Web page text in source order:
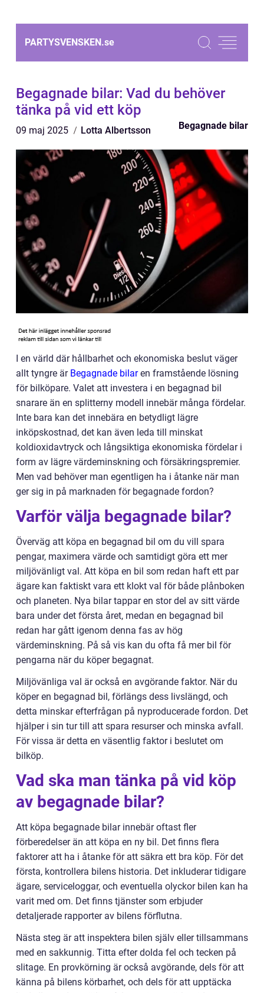
PARTYSVENSKEN.se
Begagnade bilar: Vad du behöver
tänka på vid ett köp
09 maj 2025 Lotta Albertsson Begagnade bilar
I en värld där hållbarhet och ekonomiska beslut väger
allt tyngre är Begagnade bilaren framstående lösning
för bilköpare. Valet att investera i en begagnad bil
snarare än en splitterny modell innebär många fördelar.
Inte bara kan det innebära en betydligt lägre
inköpskostnad, det kan även leda till minskat
koldioxidavtryck och långsiktiga ekonomiska fördelar i
form av lägre värdeminskning och försäkringspremier.
Men vad behöver man egentligen ha i åtanke när man
ger sig in på marknaden för begagnade fordon?
Varför välja begagnade bilar?
Överväg att köpa en begagnad bil om du vill spara
pengar, maximera värde och samtidigt göra ett mer
miljövänligt val. Att köpa en bil som redan haft ett par
ägare kan faktiskt vara ett klokt val för både plånboken
och planeten. Nya bilar tappar en stor del av sitt värde
bara under det första året, medan en begagnad bil
redan har gått igenom denna fas av hög
värdeminskning. På så vis kan du ofta få mer bil för
pengarna när du köper begagnat.
Miljövänliga val är också en avgörande faktor. När du
köper en begagnad bil, förlängs dess livslängd, och
detta minskar efterfrågan på nyproducerade fordon. Det
hjälper i sin tur till att spara resurser och minska avfall.
För vissa är detta en väsentlig faktor i beslutet om
bilköp.
Vad ska man tänka på vid köp
av begagnade bilar?
Att köpa begagnade bilar innebär oftast fler
förberedelser än att köpa en ny bil. Det finns flera
faktorer att ha i åtanke för att säkra ett bra köp. För det
första, kontrollera bilens historia. Det inkluderar tidigare
ägare, serviceloggar, och eventuella olyckor bilen kan ha
varit med om. Det finns tjänster som erbjuder
detaljerade rapporter av bilens förflutna.
Nästa steg är att inspektera bilen själv eller tillsammans
med en sakkunnig. Titta efter dolda fel och tecken på
slitage. En provkörning är också avgörande, dels för att
känna på bilens körbarhet, och dels för att upptäcka